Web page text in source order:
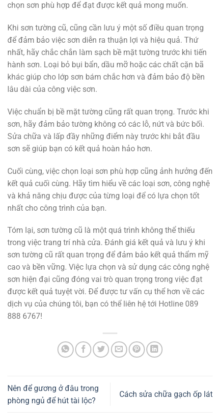
chọn sơn phù hợp để đạt được kết quả mong muốn.
Khi sơn tường cũ, cũng cần lưu ý một số điều quan trọng
để đảm bảo việc sơn diễn ra thuận lợi và hiệu quả. Thứ
nhất, hãy chắc chắn làm sạch bề mặt tường trước khi tiến
hành sơn. Loại bỏ bụi bẩn, dầu mỡ hoặc các chất cặn bã
khác giúp cho lớp sơn bám chắc hơn và đảm bảo độ bền
lâu dài của công việc sơn.
Việc chuẩn bị bề mặt tường cũng rất quan trọng. Trước khi
sơn, hãy đảm bảo tường không có các lỗ, nứt và bức bối.
Sửa chữa và lấp đầy những điểm này trước khi bắt đầu
sơn sẽ giúp bạn có kết quả hoàn hảo hơn.
Cuối cùng, việc chọn loại sơn phù hợp cũng ảnh hưởng đến
kết quả cuối cùng. Hãy tìm hiểu về các loại sơn, công nghệ
và khả năng chịu được của từng loại để có lựa chọn tốt
nhất cho công trình của bạn.
Tóm lại, sơn tường cũ là một quá trình không thể thiếu
trong việc trang trí nhà cửa. Đánh giá kết quả và lưu ý khi
sơn tường cũ rất quan trọng để đảm bảo kết quả thẩm mỹ
cao và bền vững. Việc lựa chọn và sử dụng các công nghệ
sơn hiện đại cũng đóng vai trò quan trọng trong việc đạt
được kết quả tuyệt vời. Để được tư vấn cụ thể hơn về các
dịch vụ của chúng tôi, bạn có thể liên hệ tới Hotline 089
888 6767!
Nên để gương ở đâu trong
phòng ngủ để hút tài lộc?
Cách sửa chữa gạch ốp lát